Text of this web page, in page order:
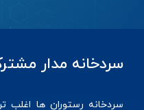
سردخانه مدار
سردخانه رستوران ها اغلب